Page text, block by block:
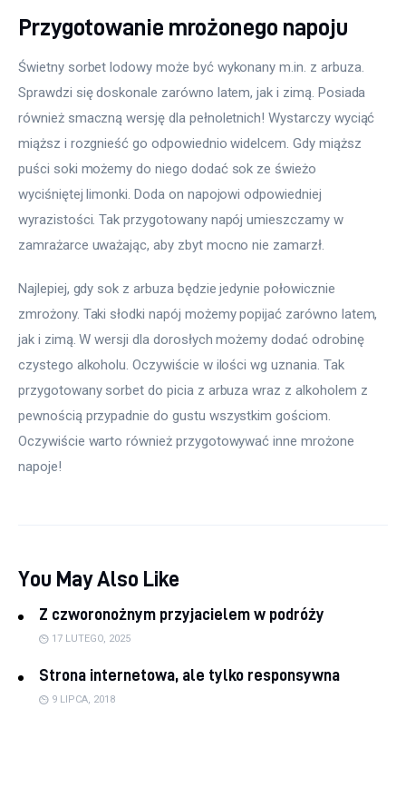
Przygotowanie mrożonego napoju
Świetny sorbet lodowy może być wykonany m.in. z arbuza.
Sprawdzi się doskonale zarówno latem, jak i zimą. Posiada
również smaczną wersję dla pełnoletnich! Wystarczy wyciąć
miąższ i rozgnieść go odpowiednio widelcem. Gdy miąższ
puści soki możemy do niego dodać sok ze świeżo
wyciśniętej limonki. Doda on napojowi odpowiedniej
wyrazistości. Tak przygotowany napój umieszczamy w
zamrażarce uważając, aby zbyt mocno nie zamarzł.
Najlepiej, gdy sok z arbuza będzie jedynie połowicznie
zmrożony. Taki słodki napój możemy popijać zarówno latem,
jak i zimą. W wersji dla dorosłych możemy dodać odrobinę
czystego alkoholu. Oczywiście w ilości wg uznania. Tak
przygotowany sorbet do picia z arbuza wraz z alkoholem z
pewnością przypadnie do gustu wszystkim gościom.
Oczywiście warto również przygotowywać inne mrożone
napoje!
You May Also Like
Z czworonożnym przyjacielem w podróży
17 LUTEGO, 2025
Strona internetowa, ale tylko responsywna
9 LIPCA, 2018